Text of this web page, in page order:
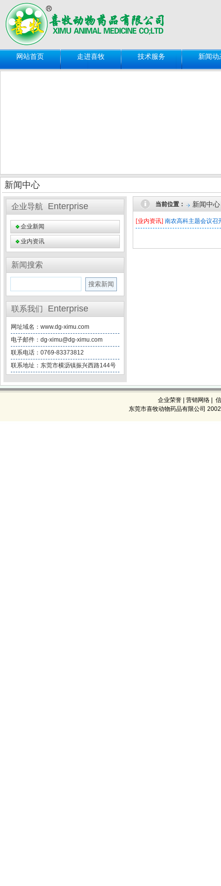
网站首页 走进喜牧 技术服务 新闻动
新闻中心
企业导航 Enterprise
企业新闻
业内资讯
新闻搜索
联系我们 Enterprise
网址域名：www.dg-ximu.com
电子邮件：dg-ximu@dg-ximu.com
联系电话：0769-83373812
联系地址：东莞市横沥镇振兴西路144号
当前位置： 新闻中心
[业内资讯] 南农高科主题会议召
企业荣誉| 营销网络|
东莞市喜牧动物药品有限公司